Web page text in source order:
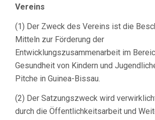
Vereins
(1) Der Zweck des Vereins ist die
Mitteln zur Förderung der
Entwicklungszusammenarbeit im
Gesundheit von Kindern und
Pitche in Guinea-Bissau.
(2) Der Satzungszweck wird
durch die Öffentlichkeitsarbeit und